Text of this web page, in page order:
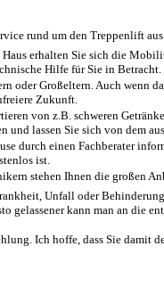
rund um den Treppenlift
erhalten Sie sich die
Hilfe für Sie in Betracht.
oder Großeltern. Auch wenn
Zukunft.
von z.B. schweren
lassen Sie sich von dem
durch einen Fachberater
ist.
stehen Ihnen die großen
Unfall oder
gelassener kann man an die
Ich hoffe, dass Sie